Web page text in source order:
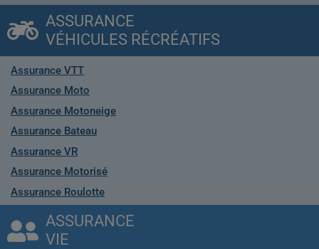
ASSURANCE
VÉHICULES RÉCRÉATIFS
Assurance VTT
Assurance Moto
Assurance Motoneige
Assurance Bateau
Assurance VR
Assurance Motorisé
Assurance Roulotte
ASSURANCE
VIE